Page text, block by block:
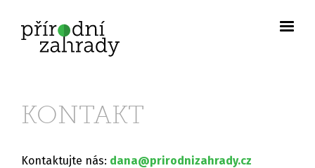
KONTAKT
Kontaktujte nás: dana@prirodnizahrady.cz